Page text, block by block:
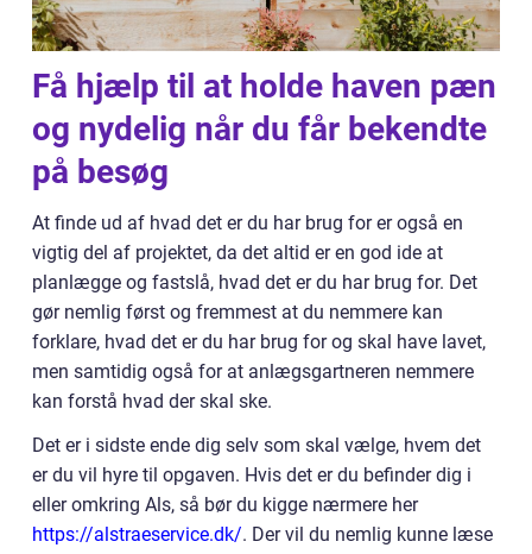
Få hjælp til at holde haven pæn
og nydelig når du får bekendte
på besøg
At finde ud af hvad det er du har brug for er også en
vigtig del af projektet, da det altid er en god ide at
planlægge og fastslå, hvad det er du har brug for. Det
gør nemlig først og fremmest at du nemmere kan
forklare, hvad det er du har brug for og skal have lavet,
men samtidig også for at anlægsgartneren nemmere
kan forstå hvad der skal ske.
Det er i sidste ende dig selv som skal vælge, hvem det
er du vil hyre til opgaven. Hvis det er du befinder dig i
eller omkring Als, så bør du kigge nærmere her
https://alstraeservice.dk/. Der vil du nemlig kunne læse